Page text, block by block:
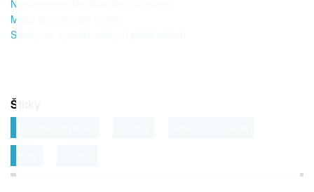
Nízkoenergetický dům bez zateplení
Místo dřevem topí vodou
Studny ve vysokohorských podmínkách
Štítky